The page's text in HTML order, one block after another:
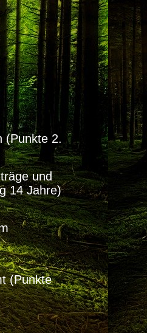
(Punkte 2.
und
14 Jahre)
(Punkte